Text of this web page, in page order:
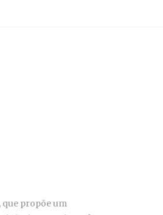
, que propõe um